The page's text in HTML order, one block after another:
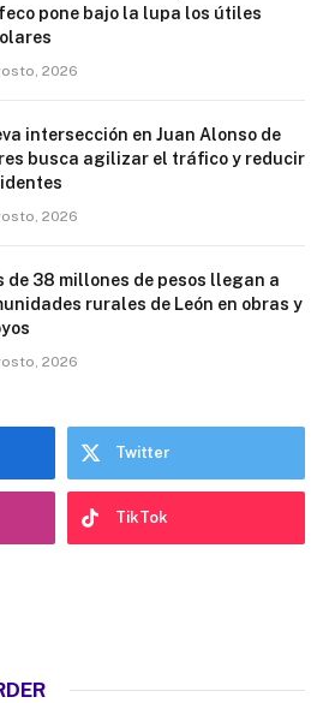
pone bajo la lupa los útiles
2026
intersección en Juan Alonso de
busca agilizar el tráfico y reducir
2026
de 38 millones de pesos llegan a
rurales de León en obras y
2026
Twitter
TikTok